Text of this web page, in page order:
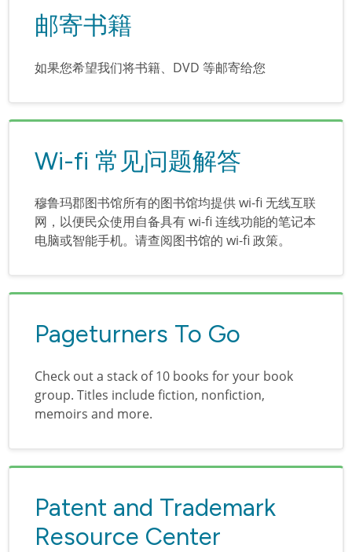
邮寄书籍
如果您希望我们将书籍、DVD 等邮寄给您
Wi-fi 常见问题解答
穆鲁玛郡图书馆所有的图书馆均提供 wi-fi 无线互联
网，以便民众使用自备具有 wi-fi 连线功能的笔记本
电脑或智能手机。请查阅图书馆的 wi-fi 政策。
Pageturners To Go
Check out a stack of 10 books for your book
group. Titles include fiction, nonfiction,
memoirs and more.
Patent and Trademark
Resource Center